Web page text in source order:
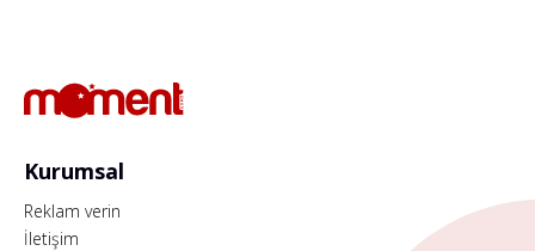
Kurumsal
Reklam verin
İletişim